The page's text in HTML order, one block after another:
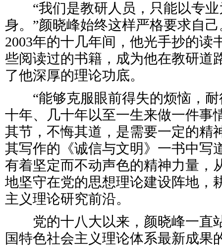
“我们是教研人员，只能以专业
身。”颜晓峰始终这样严格要求自
2003年的十几年间，他光手抄的读
些阅读过的书籍，成为他在教研道
了他深厚的理论功底。
“能够克服眼前得失的烦恼，耐
十年、几十年以至一生来做一件事
其节，不悔其道，是需要一定的精
其写作的《诚信与文明》一书中写
有着坚定而不动声色的精神力量，
地坚守在党的思想理论建设阵地，
主义理论研究前沿。
党的十八大以来，颜晓峰一直
国特色社会主义理论体系最新成果